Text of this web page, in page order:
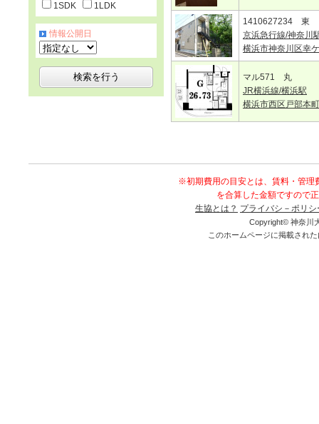
1410627234 東
京浜急行線/神奈川
横浜市神奈川区幸
マル571 丸
JR横浜線/横浜駅
横浜市西区戸部本町
1SDK
1LDK
情報公開日
※初期費用の目安とは、賃料・管理
を合算した金額ですので
生協とは？ プライバシ－ポリシ
Copyright© 神奈川
このホームページに掲載され